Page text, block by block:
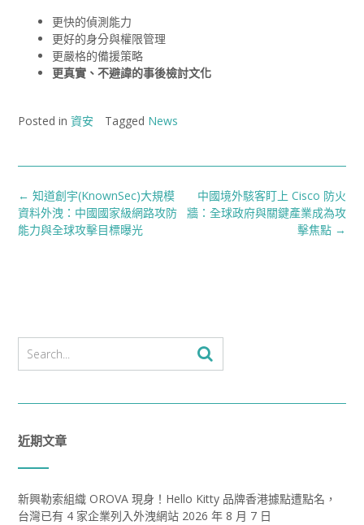
更快的偵測能力
更好的身分與權限管理
更嚴格的備援策略
更真實、不避諱的事後檢討文化
Posted in 資安 Tagged News
Post
navigation
中國境外駭客盯上 Cisco 防火
牆：全球政府與關鍵產業成為攻
擊焦點 →
← 知道創宇(KnownSec)大規模
資料外洩：中國國家級網路攻防
能力與全球攻擊目標曝光
近期文章
新興勒索組織 OROVA 現身！Hello Kitty 品牌香港據點遭點名，
台灣已有 4 家企業列入外洩網站 2026 年 8 月 7 日